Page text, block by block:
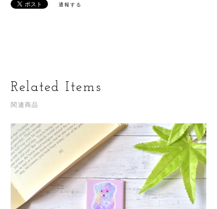
通報する
Related Items
関連商品